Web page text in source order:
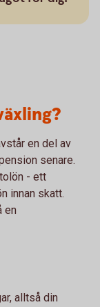
en del av
senare.
- ett
innan skatt.
en
alltså din